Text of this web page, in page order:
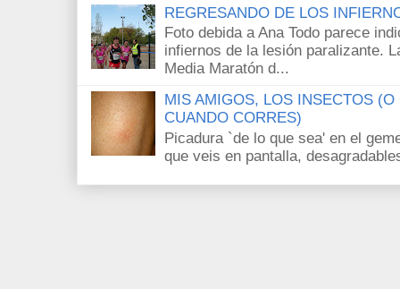
REGRESANDO DE LOS
Foto debida a Ana Todo parece
infiernos de la lesión paralizante.
Media Maratón d...
MIS AMIGOS, LOS INSECTOS
CUANDO CORRES)
Picadura `de lo que sea' en el
que veis en pantalla,